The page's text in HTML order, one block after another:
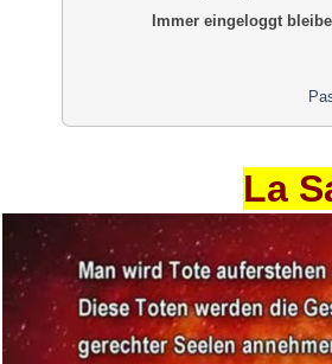
Immer eingeloggt
La